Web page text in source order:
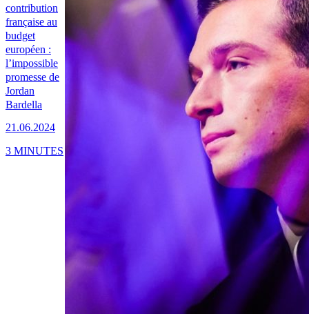
contribution
française au
budget
européen :
l’impossible
promesse de
Jordan
Bardella
21.06.2024
3 MINUTES